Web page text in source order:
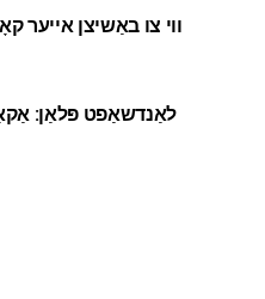
ווי צו באַשיצן אייער
לאַנדשאַפט פּלאַן: